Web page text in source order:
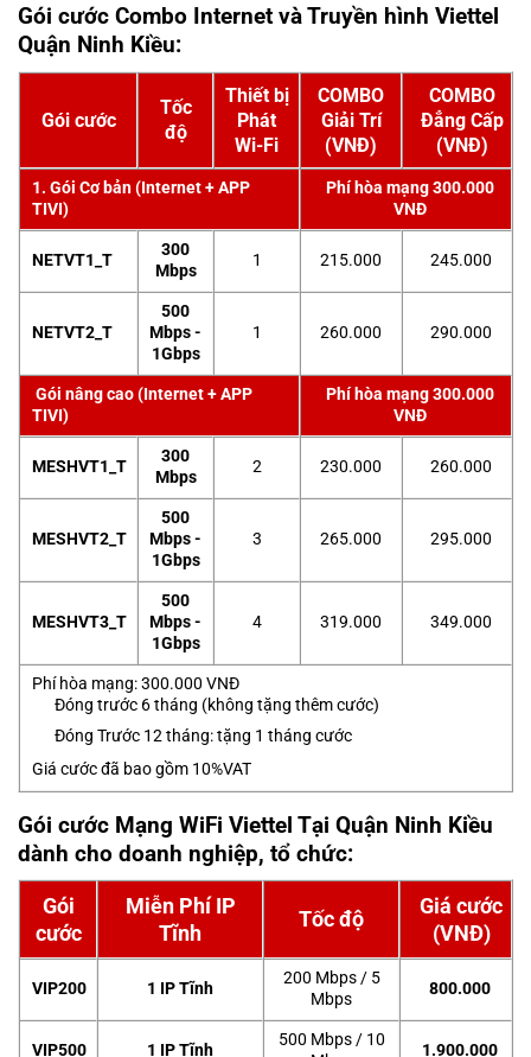
Gói cước Combo Internet và Truyền hình Viettel
Quận Ninh Kiều:
Gói cước
Tốc
độ
Thiết bị
Phát
Wi-Fi
COMBO
Giải Trí
(VNĐ)
COMBO
Đẳng Cấp
(VNĐ)
1. Gói Cơ bản (Internet + APP
TIVI)
Phí hòa mạng 300.000
VNĐ
NETVT1_T
300
Mbps
1 215.000 245.000
NETVT2_T
500
Mbps -
1Gbps
1 260.000 290.000
Gói nâng cao (Internet + APP
TIVI)
Phí hòa mạng 300.000
VNĐ
MESHVT1_T
300
Mbps
2 230.000 260.000
MESHVT2_T
500
Mbps -
1Gbps
3 265.000 295.000
MESHVT3_T
500
Mbps -
1Gbps
4 319.000 349.000
Phí hòa mạng: 300.000 VNĐ
Đóng trước 6 tháng (không tặng thêm cước)
Đóng Trước 12 tháng: tặng 1 tháng cước
Giá cước đã bao gồm 10%VAT
Gói cước Mạng WiFi Viettel Tại Quận Ninh Kiều
dành cho doanh nghiệp, tổ chức:
Gói
cước
Miễn Phí IP
Tĩnh
Tốc độ
Giá cước
(VNĐ)
VIP200 1 IP Tĩnh
200 Mbps / 5
Mbps
800.000
VIP500 1 IP Tĩnh
500 Mbps / 10
1.900.000